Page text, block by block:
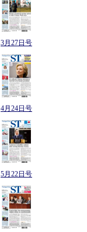
3月27日号
4月24日号
5月22日号